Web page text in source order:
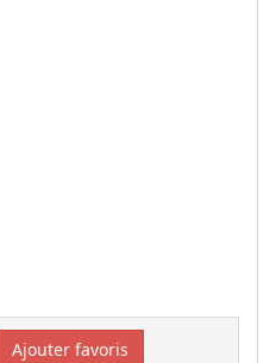
Ajouter favoris